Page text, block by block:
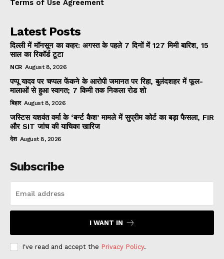
Terms of Use Agreement
Latest Posts
दिल्ली में मॉनसून का कहर: अगस्त के पहले 7 दिनों में 127 मिमी बारिश, 15
साल का रिकॉर्ड टूटा
NCR August 8, 2026
पप्पू यादव पर चप्पल फेंकने के आरोपी जमानत पर रिहा, बुलंदशहर में फूल-
मालाओं से हुआ स्वागत; 7 किमी तक निकला रोड शो
बिहार August 8, 2026
जस्टिस यशवंत वर्मा के ‘बर्न्ट कैश’ मामले में सुप्रीम कोर्ट का बड़ा फैसला, FIR
और SIT जांच की याचिका खारिज
देश August 8, 2026
Subscribe
I WANT IN
I've read and accept the Privacy Policy.